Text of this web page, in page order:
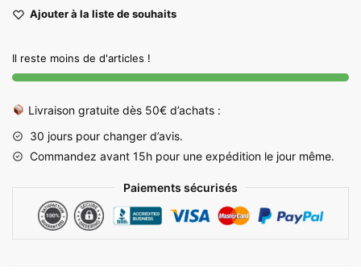
Système
-
Design
Berceau
Sans
Se
Ajouter à la liste de souhaits
Il reste moins de d'articles !
Livraison gratuite dès 50€ d’achats :
30 jours pour changer d’avis.
Commandez avant 15h pour une expédition le jour même.
Paiements sécurisés